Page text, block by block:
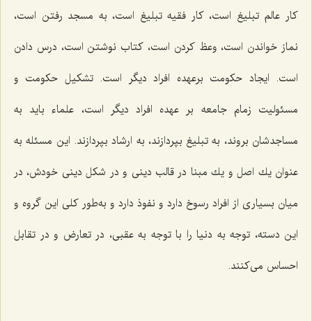
كار عالم تبلیغ است، كار فقیه تبلیغ است، به مسجد رفتن است،
نماز خواندن است، وعظ كردن است، كتاب نوشتن است، درس دادن
است. ایجاد حكومت برعهده افراد دیگر است. تشكیل حكومت و
مسئولیت زمام جامعه بر عهده افراد دیگر است، علماء باید به
مساجدشان بروند، به تبلیغ بپردازند، به ارشاد بپردازند. این مسئله به
عنوان یك اصل و یك مبنا در قالب دینی و در شكل دینی خودش، در
میان بسیاری از افراد رسوخ دارد و نفوذ دارد و به‌طور كلی این گروه و
این دسته، توجه به دنیا را با توجه به عقبی، در تعارض و در تقابل
احساس می‌كنند.